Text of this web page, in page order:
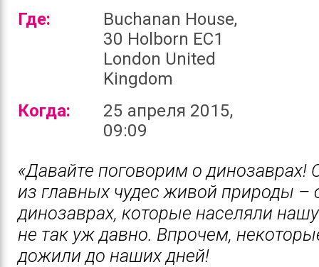
Где:
Buchanan House,
30 Holborn EC1
London United
Kingdom
Когда:
25 апреля 2015,
09:09
«Давайте поговорим о динозаврах!
из главных чудес живой природы –
динозаврах, которые населяли
не так уж давно. Впрочем,
дожили до наших дней!